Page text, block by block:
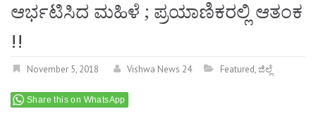
ಆರ್ಭಟಿಸಿದ ಮಹಿಳೆ ; ಪ್ರಯಾಣಿಕರಲ್ಲಿ ಆತಂಕ
!!
November 5, 2018 Vishwa News 24 Featured,ಜಿಲ್ಲೆ
Share this on WhatsApp